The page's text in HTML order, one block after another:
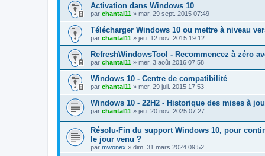
Activation dans Windows 10
par chantal11 » mar. 29 sept. 2015 07:49
Télécharger Windows 10 ou mettre à niveau
par chantal11 » jeu. 12 nov. 2015 19:12
RefreshWindowsTool - Recommencez à zéro
par chantal11 » mer. 3 août 2016 07:58
Windows 10 - Centre de compatibilité
par chantal11 » mer. 29 juil. 2015 17:53
Windows 10 - 22H2 - Historique des mises à
par chantal11 » jeu. 20 nov. 2025 07:27
Résolu-Fin du support Windows 10, pour
le jour venu ?
par mwonex » dim. 31 mars 2024 09:52